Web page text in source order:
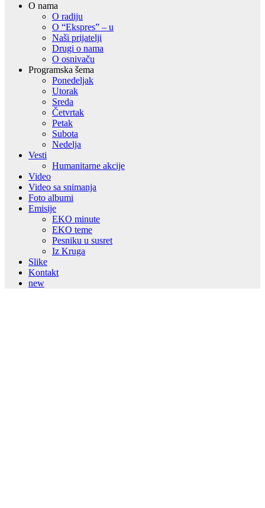
O nama
O radiju
O “Ekspres” – u
Naši prijatelji
Drugi o nama
O osnivaču
Programska šema
Ponedeljak
Utorak
Sreda
Četvrtak
Petak
Subota
Nedelja
Vesti
Humanitarne akcije
Video
Video sa snimanja
Foto albumi
Emisije
EKO minute
EKO teme
Pesniku u susret
Iz Kruga
Slike
Kontakt
new